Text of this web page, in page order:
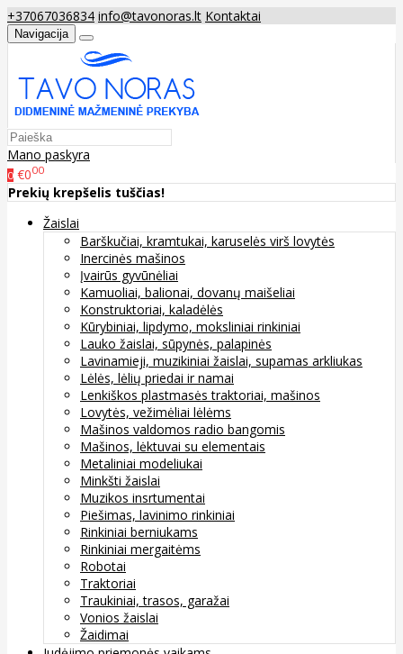
+37067036834 info@tavonoras.lt Kontaktai
Navigacija
Mano paskyra
0 €000
Prekių krepšelis tuščias!
Žaislai
Barškučiai, kramtukai, karuselės virš lovytės
Inercinės mašinos
Įvairūs gyvūnėliai
Kamuoliai, balionai, dovanų maišeliai
Konstruktoriai, kaladėlės
Kūrybiniai, lipdymo, moksliniai rinkiniai
Lauko žaislai, sūpynės, palapinės
Lavinamieji, muzikiniai žaislai, supamas arkliukas
Lėlės, lėlių priedai ir namai
Lenkiškos plastmasės traktoriai, mašinos
Lovytės, vežimėliai lėlėms
Mašinos valdomos radio bangomis
Mašinos, lėktuvai su elementais
Metaliniai modeliukai
Minkšti žaislai
Muzikos insrtumentai
Piešimas, lavinimo rinkiniai
Rinkiniai berniukams
Rinkiniai mergaitėms
Robotai
Traktoriai
Traukiniai, trasos, garažai
Vonios žaislai
Žaidimai